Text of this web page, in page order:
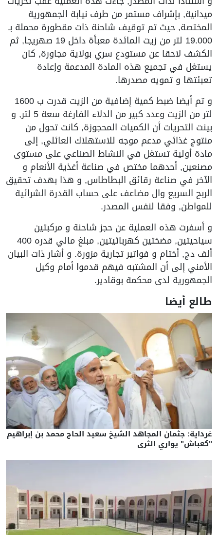
ميدانية, بإشراف مستمر من طرف نيابة الجمهورية
المختصة, حيث تم توقيف شاحنة ذات مقطورة محملة بـ
19.000 لتر من زيت المائدة معبأة داخل 19 صهريجا, ثم
الكشف لاحقا عن مستودع سري بولاية مجاورة, كان
يستغل في تجميع هذه المادة المدعمة وإعادة
تعبئتها و تمويه مصدرها.
و تم أيضا ضبط كمية إضافية من الزيت قدرت ب 1600
لتر من الزيت وعدد كبير من الدلاء الفارغة سعة 5 لتر, و
بينت التحريات أن الكميات المحجوزة, كانت تحول من
منتوج غذائي مدعم موجه للاستهلاك العائلي, إلى
مادة أولية تستغل في النشاط الصناعي على مستوى
مصنعين, أحدهما مختص في صناعة أغذية الأنعام و
الآخر في صناعة رقائق البطاطاس, و هذا بهدف تحقيق
الربح السريع وال مضاعف على حساب القدرة الشرائية
للمواطن, وفقا لنفس المصدر.
و أسفرت هذه العملية عن حجز شاحنة و مركبتين
سياحيتين, مضختين كهربائيتين, مبلغ مالي قدره 400
ألف دج, أختام و فواتير تجارية مزورة. و أشار ذات البيان
الأمني إلى أن المشتبه فيهم قدموا أمام وكيل
الجمهورية لدى محكمة بوقادير.
طالع أيضا
غرداية: جثمان المجاهد الشيخ سعيد الحاج محمد بن إبراهيم
"كعباش" يواري الثرى